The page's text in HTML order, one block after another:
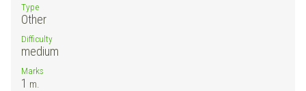
Type
Other
Difficulty
medium
Marks
1 m.